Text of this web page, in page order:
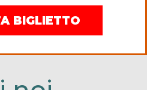
BIGLIETTO